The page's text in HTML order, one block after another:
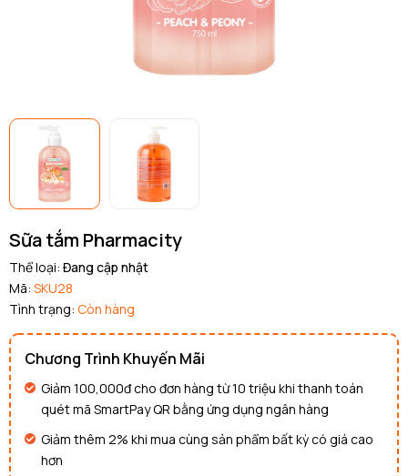
Sữa tắm Pharmacity
Thể loại: Đang cập nhật
Mã: SKU28
Tình trạng: Còn hàng
Chương Trình Khuyến Mãi
Giảm 100,000đ cho đơn hàng từ 10 triệu khi thanh toán
quét mã SmartPay QR bằng ứng dụng ngân hàng
Giảm thêm 2% khi mua cùng sản phẩm bất kỳ có giá cao
hơn
bạn nhé!